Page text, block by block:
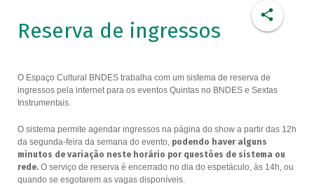
Reserva de ingressos
O Espaço Cultural BNDES trabalha com um sistema de reserva de
ingressos pela internet para os eventos Quintas no BNDES e Sextas
Instrumentais.
O sistema permite agendar ingressos na página do show a partir das 12h
da segunda-feira da semana do evento, podendo haver alguns
minutos de variação neste horário por questões de sistema ou
rede.O serviço de reserva é encerrado no dia do espetáculo, às 14h, ou
quando se esgotarem as vagas disponíveis.